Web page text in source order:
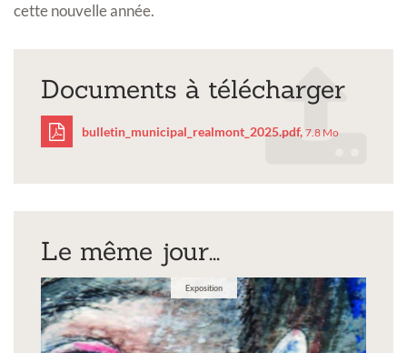
cette nouvelle année.
Documents à télécharger
bulletin_municipal_realmont_2025.pdf, 7.8 Mo
Le même jour...
Exposition